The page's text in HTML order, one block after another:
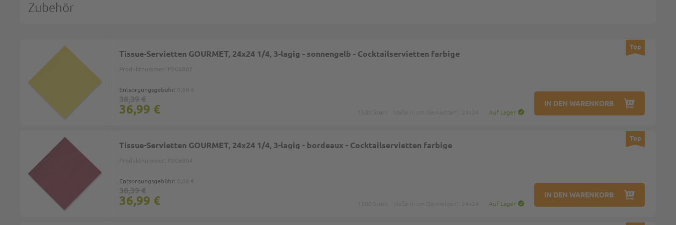
Zubehör
Top
Tissue-Servietten GOURMET, 24x24 1/4, 3-lagig - sonnengelb - Cocktailservietten farbige
Entsorgungsgebühr:
Auf Lager
IN DEN WARENKORB
36,99 €
38,39 €
Top
Tissue-Servietten GOURMET, 24x24 1/4, 3-lagig - bordeaux - Cocktailservietten farbige
Entsorgungsgebühr:
Auf Lager
IN DEN WARENKORB
36,99 €
38,39 €